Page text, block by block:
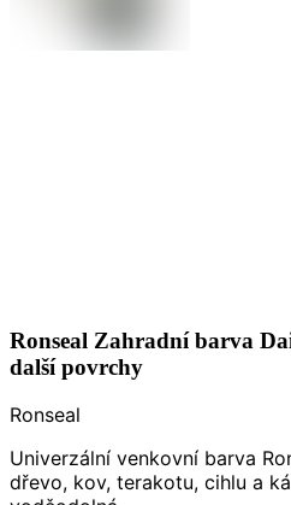
Ronseal Zahradní barva
další povrchy
Ronseal
Univerzální venkovní barva
dřevo, kov, terakotu, cihlu a